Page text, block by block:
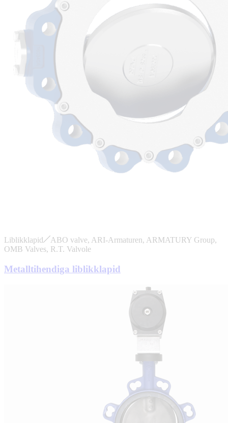
Liblikklapid
ABO valve, ARI-Armaturen, ARMATURY Group,
OMB Valves, R.T. Valvole
Metalltihendiga liblikklapid